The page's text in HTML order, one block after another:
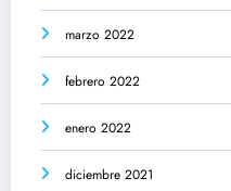
marzo 2022
febrero 2022
enero 2022
diciembre 2021